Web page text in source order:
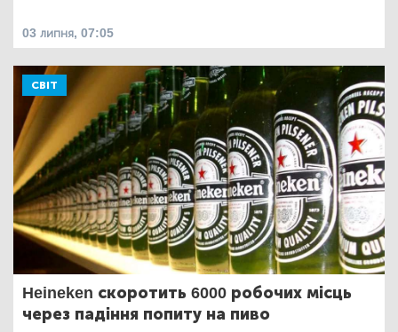
03 липня, 07:05
СВІТ
Heineken скоротить 6000 робочих місць
через падіння попиту на пиво